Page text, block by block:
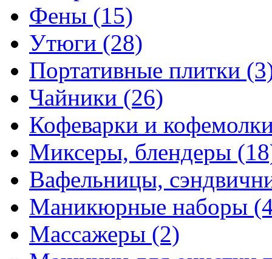
Фены (15)
Утюги (28)
Портативные плитки
Чайники (26)
Кофеварки и
Миксеры, блендеры
Вафельницы,
Маникюрные наборы
Массажеры (2)